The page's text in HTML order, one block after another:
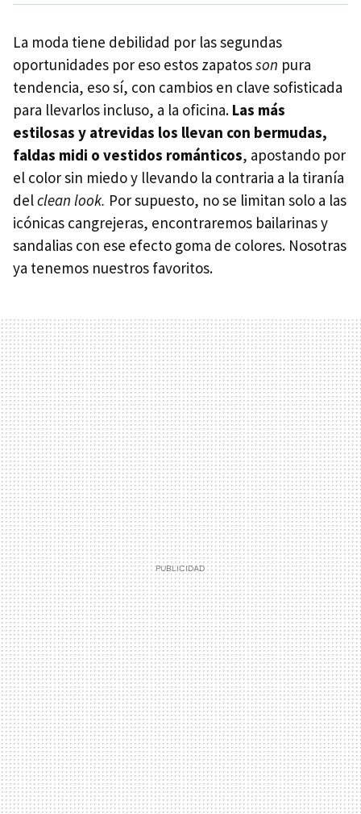
La moda tiene debilidad por las segundas
oportunidades por eso estos zapatosson pura
tendencia, eso sí, con cambios en clave sofisticada
para llevarlos incluso, a la oficina. Las más
estilosas y atrevidas los llevan con bermudas,
faldas midi o vestidos románticos, apostando por
el color sin miedo y llevando la contraria a la tiranía
delclean look. Por supuesto, no se limitan solo a las
icónicas cangrejeras, encontraremos bailarinas y
sandalias con ese efecto goma de colores. Nosotras
ya tenemos nuestros favoritos.